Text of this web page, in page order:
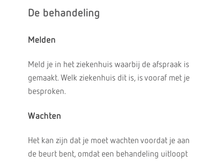
De behandeling
Melden
Meld je in het ziekenhuis waarbij de afspraak is
gemaakt. Welk ziekenhuis dit is, is vooraf met je
besproken.
Wachten
Het kan zijn dat je moet wachten voordat je aan
de beurt bent, omdat een behandeling uitloopt